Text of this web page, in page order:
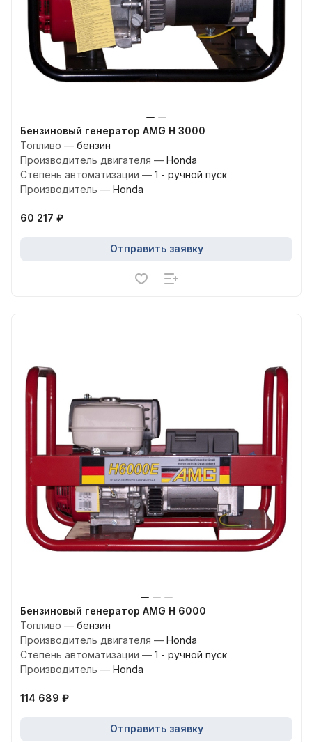
Бензиновый генератор AMG H 3000
Топливо — бензин
Производитель двигателя — Honda
Степень автоматизации — 1 - ручной пуск
Производитель — Honda
60 217 ₽
Отправить заявку
Бензиновый генератор AMG H 6000
Топливо — бензин
Производитель двигателя — Honda
Степень автоматизации — 1 - ручной пуск
Производитель — Honda
114 689 ₽
Отправить заявку